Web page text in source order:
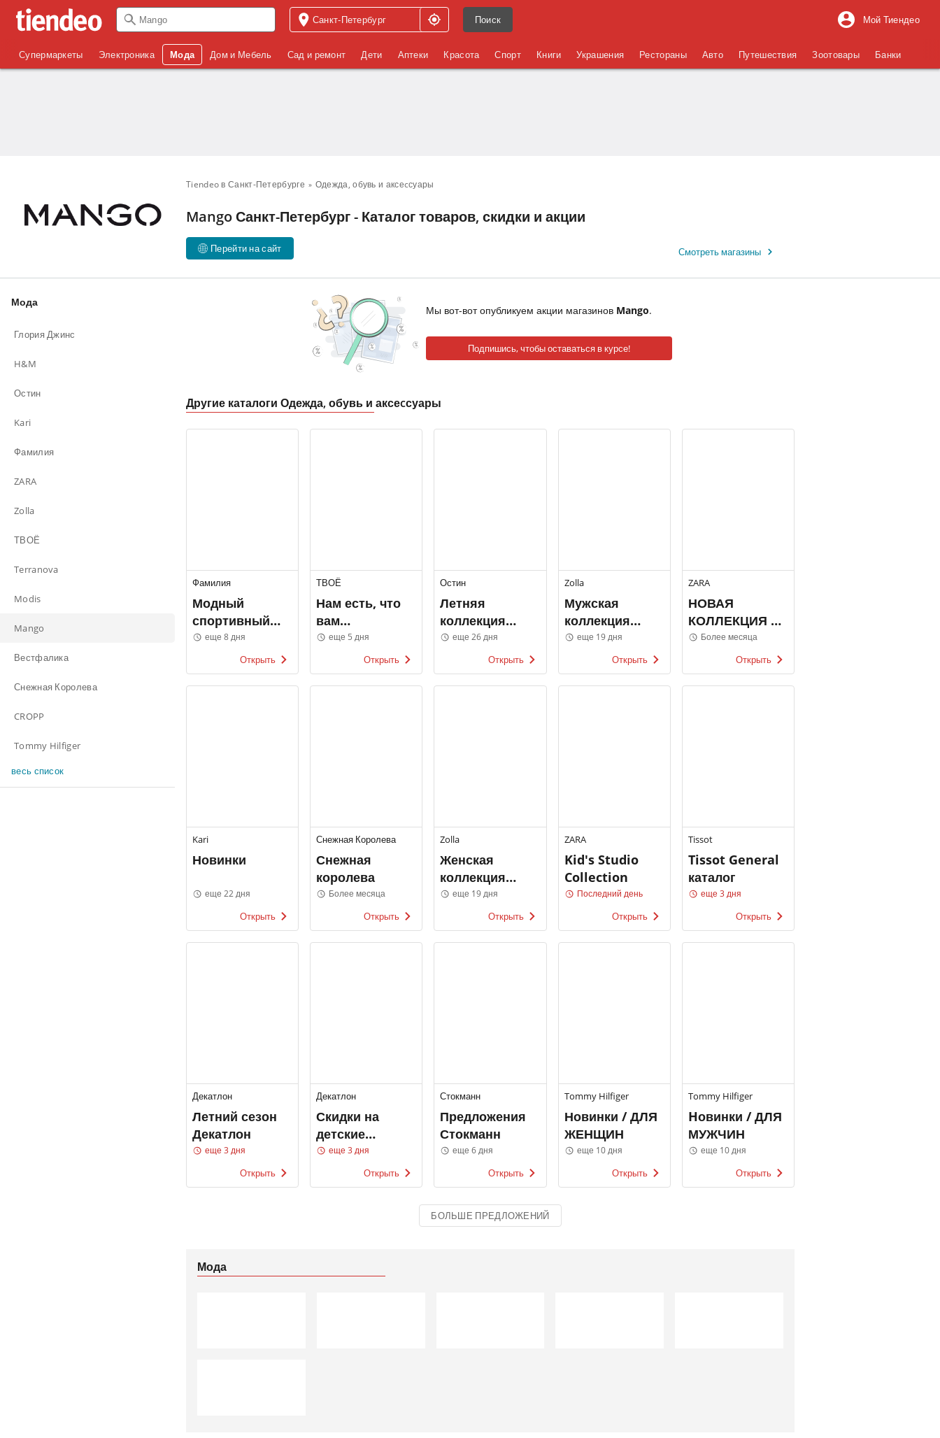
Поиск Мой Тиендео
Супермаркеты Электроника Мода Дом и Мебель Сад и ремонт Дети Аптеки Красота Спорт Книги Украшения Рестораны Авто Путешествия Зоотовары Банки
Tiendeo в Санкт-Петербурге Одежда, обувь и аксеcсуары
Mango Санкт-Петербург - Каталог товаров, скидки и акции
Перейти на сайт Смотреть магазины
Мода
Глория Джинс
H&M
Остин
Kari
Фамилия
ZARA
Zolla
ТВОЁ
Terranova
Modis
Mango
Вестфалика
Снежная Королева
CROPP
Tommy Hilfiger
весь список
Мы вот-вот опубликуем акции магазинов Mango.
Подпишись, чтобы оставаться в курсе!
Другие каталоги Одежда, обувь и аксеcсуары
Фамилия
Модный
спортивный
стиль
Фамилия
еще 8 дня
Открыть
ТВОЁ
Нам есть, что
вам
предложить в
еще 5 дня
Открыть
Остин
Летняя
коллекция
Остин
еще 26 дня
Открыть
Zolla
Мужская
коллекция
Zolla
еще 19 дня
Открыть
ZARA
НОВАЯ
КОЛЛЕКЦИЯ |
МУЖЧИНЫ
Более месяца
Открыть
Kari
Новинки
еще 22 дня
Открыть
Снежная Королева
Снежная
королева
Более месяца
Открыть
Zolla
Женская
коллекция
Zolla
еще 19 дня
Открыть
ZARA
Kid's Studio
Collection
Последний день
Открыть
Tissot
Tissot General
каталог
еще 3 дня
Открыть
Декатлон
Летний сезон
Декатлон
еще 3 дня
Открыть
Декатлон
Скидки на
детские
товары
Декатлон
еще 3 дня
Открыть
Стокманн
Предложения
Стокманн
еще 6 дня
Открыть
Tommy Hilfiger
Новинки / ДЛЯ
ЖЕНЩИН
еще 10 дня
Открыть
Tommy Hilfiger
Hовинки / ДЛЯ
МУЖЧИН
еще 10 дня
Открыть
БОЛЬШЕ ПРЕДЛОЖЕНИЙ
Мода